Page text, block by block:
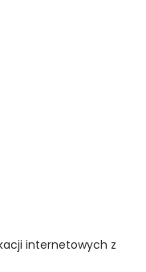
internetowych z